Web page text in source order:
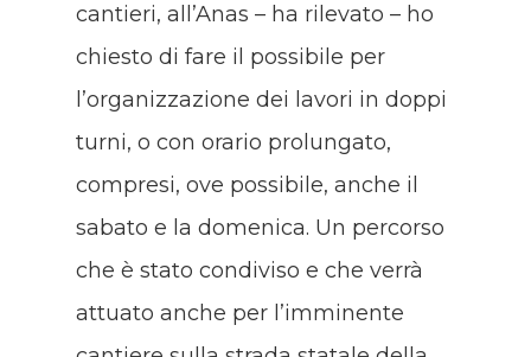
cantieri, all’Anas – ha rilevato – ho
chiesto di fare il possibile per
l’organizzazione dei lavori in doppi
turni, o con orario prolungato,
compresi, ove possibile, anche il
sabato e la domenica. Un percorso
che è stato condiviso e che verrà
attuato anche per l’imminente